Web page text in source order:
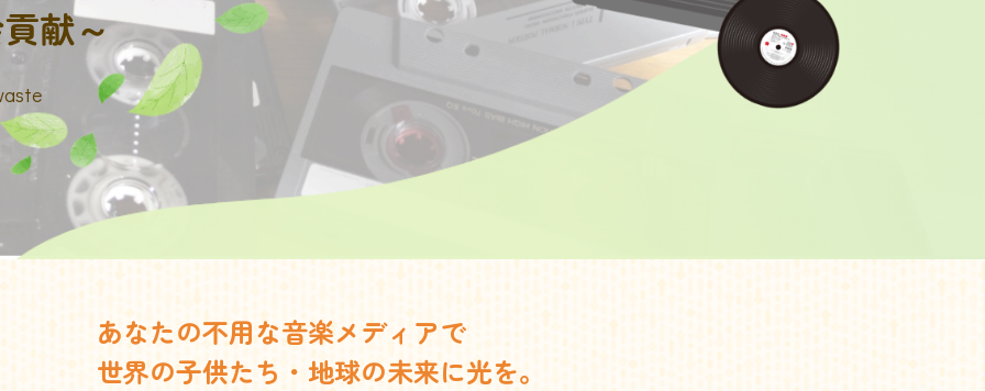
献～
あなたの不用な音楽メディアで
世界の子供たち・地球の未来に光を。